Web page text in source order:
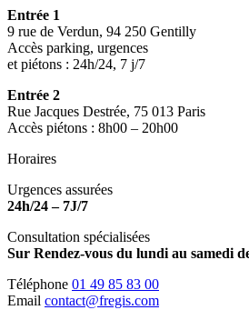
Entrée 1
9 rue de Verdun, 94 250 Gentilly
Accès parking, urgences
et piétons : 24h/24, 7 j/7
Entrée 2
Rue Jacques Destrée, 75 013 Paris
Accès piétons : 8h00 – 20h00
Horaires
Urgences assurées
24h/24 – 7J/7
Consultation spécialisées
Sur Rendez-vous du lundi au samedi
Téléphone 01 49 85 83 00
Email contact@fregis.com